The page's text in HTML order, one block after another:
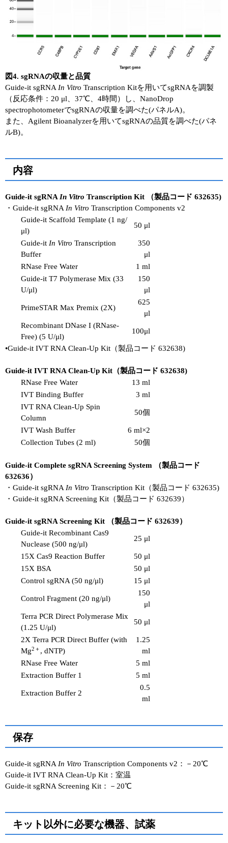
図4. sgRNAの収量と品質
Guide-it sgRNAIn Vitro Transcription Kitを用いてsgRNAを調製
（反応条件：20 μl、37℃、4時間）し、NanoDrop
spectrophotometerでsgRNAの収量を調べた(パネルA)。
また、Agilent Bioanalyzerを用いてsgRNAの品質を調べた(パネ
ルB)。
内容
Guide-it sgRNAIn Vitro Transcription Kit （製品コード 632635)
・Guide-it sgRNAIn Vitro Transcription Components v2
Guide-it Scaffold Template (1 ng/
μl)
50 μl
Guide-it In Vitro Transcription
Buffer
350
μl
RNase Free Water
1 ml
Guide-it T7 Polymerase Mix (33
U/μl)
150
μl
PrimeSTAR Max Premix (2X)
625
μl
Recombinant DNase I (RNase-
Free) (5 U/μl)
100μl
•Guide-it IVT RNA Clean-Up Kit（製品コード 632638)
Guide-it IVT RNA Clean-Up Kit（製品コード 632638)
RNase Free Water
13 ml
IVT Binding Buffer
3 ml
IVT RNA Clean-Up Spin
Column
50個
IVT Wash Buffer
6 ml×2
Collection Tubes (2 ml)
50個
Guide-it Complete sgRNA Screening System （製品コード
632636）
・Guide-it sgRNAIn Vitro Transcription Kit（製品コード 632635)
・Guide-it sgRNA Screening Kit（製品コード 632639）
Guide-it sgRNA Screening Kit （製品コード 632639）
Guide-it Recombinant Cas9
Nuclease (500 ng/μl)
25 μl
15X Cas9 Reaction Buffer
50 μl
15X BSA
50 μl
Control sgRNA (50 ng/μl)
15 μl
Control Fragment (20 ng/μl)
150
μl
Terra PCR Direct Polymerase Mix
(1.25 U/μl)
50 μl
2X Terra PCR Direct Buffer (with
Mg2＋ , dNTP)
1.25
ml
RNase Free Water
5 ml
Extraction Buffer 1
5 ml
Extraction Buffer 2
0.5
ml
保存
Guide-it sgRNAIn Vitro Transcription Components v2：－20℃
Guide-it IVT RNA Clean-Up Kit：室温
Guide-it sgRNA Screening Kit：－20℃
キット以外に必要な機器、試薬